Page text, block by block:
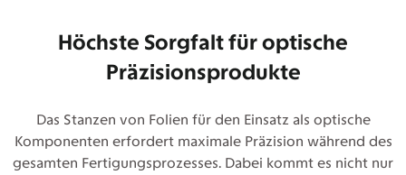
Höchste Sorgfalt für optische
Präzisionsprodukte
Das Stanzen von Folien für den Einsatz als optische
Komponenten erfordert maximale Präzision während des
gesamten Fertigungsprozesses. Dabei kommt es nicht nur